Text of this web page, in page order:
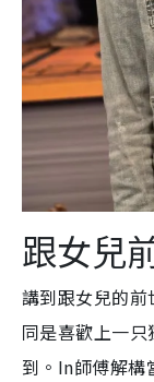
跟女兒
講到跟女兒的前
同是喜歡上一
到。In師傅解構